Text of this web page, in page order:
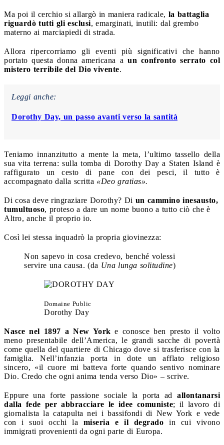
Ma poi il cerchio si allargò in maniera radicale, la battaglia
riguardò tutti gli esclusi, emarginati, inutili: dal grembo
materno ai marciapiedi di strada.
Allora ripercorriamo gli eventi più significativi che hanno
portato questa donna americana aun confronto serrato col
mistero terribile del Dio vivente.
Leggi anche:
Dorothy Day, un passo avanti verso la santità
Teniamo innanzitutto a mente la meta, l’ultimo tassello della
sua vita terrena: sulla tomba di Dorothy Day a Staten Island è
raffigurato un cesto di pane con dei pesci, il tutto è
accompagnato dalla scritta «Deo gratias».
Di cosa deve ringraziare Dorothy? Di un cammino inesausto,
tumultuoso, proteso a dare un nome buono a tutto ciò che è
Altro, anche il proprio io.
Così lei stessa inquadrò la propria giovinezza:
Non sapevo in cosa credevo, benché volessi
servire una causa. (da Una lunga solitudine)
Domaine Public
Dorothy Day
Nasce nel 1897 a New York e conosce ben presto il volto
meno presentabile dell’America, le grandi sacche di povertà
come quella del quartiere di Chicago dove si trasferisce con la
famiglia. Nell’infanzia porta in dote un afflato religioso
sincero, «il cuore mi batteva forte quando sentivo nominare
Dio. Credo che ogni anima tenda verso Dio» – scrive.
Eppure una forte passione sociale la porta ad allontanarsi
dalla fede per abbracciare le idee comuniste; il lavoro di
giornalista la catapulta nei i bassifondi di New York e vede
con i suoi occhi la miseria e il degrado in cui vivono
immigrati provenienti da ogni parte di Europa.